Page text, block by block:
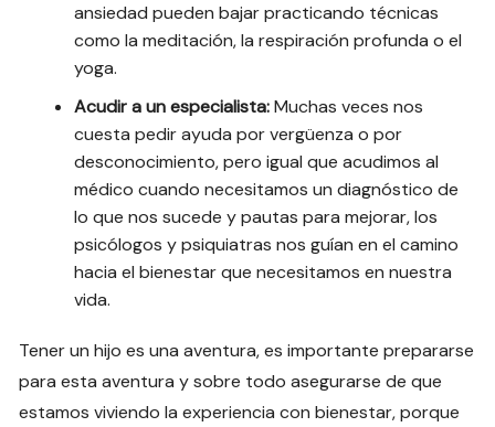
ansiedad pueden bajar practicando técnicas
como la meditación, la respiración profunda o el
yoga.
Acudir a un especialista:Muchas veces nos
cuesta pedir ayuda por vergüenza o por
desconocimiento, pero igual que acudimos al
médico cuando necesitamos un diagnóstico de
lo que nos sucede y pautas para mejorar, los
psicólogos y psiquiatras nos guían en el camino
hacia el bienestar que necesitamos en nuestra
vida.
Tener un hijo es una aventura, es importante prepararse
para esta aventura y sobre todo asegurarse de que
estamos viviendo la experiencia con bienestar, porque